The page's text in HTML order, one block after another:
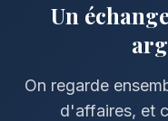
Un
On regarde
d'affaires, et